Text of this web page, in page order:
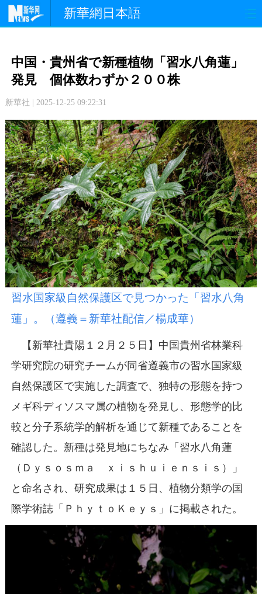
新華網日本語
文 化 観 光
中日交流
写 真
中国・貴州省で新種植物「習水八角蓮」
発見 個体数わずか２００株
新華社 | 2025-12-25 09:22:31
習水国家級自然保護区で見つかった「習水八角
蓮」。（遵義＝新華社配信／楊成華）
【新華社貴陽１２月２５日】中国貴州省林業科
学研究院の研究チームが同省遵義市の習水国家級
自然保護区で実施した調査で、独特の形態を持つ
メギ科ディソスマ属の植物を発見し、形態学的比
較と分子系統学的解析を通じて新種であることを
確認した。新種は発見地にちなみ「習水八角蓮
（Ｄｙｓｏｓｍａ ｘｉｓｈｕｉｅｎｓｉｓ）」
と命名され、研究成果は１５日、植物分類学の国
際学術誌「ＰｈｙｔｏＫｅｙｓ」に掲載された。